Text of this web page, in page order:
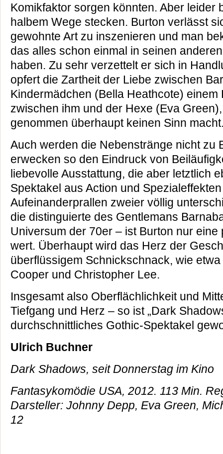
Komikfaktor sorgen könnten. Aber leider
halbem Wege stecken. Burton verlässt
gewohnte Art zu inszenieren und man
das alles schon einmal in seinen
haben. Zu sehr verzettelt er sich in
opfert die Zartheit der Liebe zwischen
Kindermädchen (Bella Heathcote) einem
zwischen ihm und der Hexe (Eva
genommen überhaupt keinen Sinn
Auch werden die Nebenstränge nicht zu
erwecken so den Eindruck von
liebevolle Ausstattung, die aber letztlich
Spektakel aus Action und
Aufeinanderprallen zweier völlig
die distinguierte des Gentlemans
Universum der 70er – ist Burton nur
wert. Überhaupt wird das Herz der
überflüssigem Schnickschnack, wie
Cooper und Christopher Lee.
Insgesamt also Oberflächlichkeit und
Tiefgang und Herz – so ist „Dark
durchschnittliches Gothic-Spektakel
Ulrich Buchner
Dark Shadows, seit Donnerstag im Kino
Fantasykomödie USA, 2012. 113 Min.
Darsteller: Johnny Depp, Eva Green,
12